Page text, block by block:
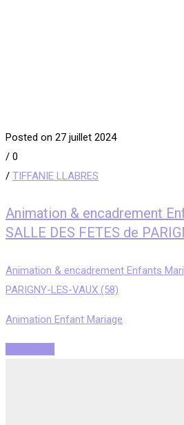
Posted on 27 juillet 2024
/ 0
/ TIFFANIE LLABRES
Animation & encadrement
SALLE DES FETES de
Animation & encadrement Enfants
PARIGNY-LES-VAUX (58)
Animation Enfant Mariage